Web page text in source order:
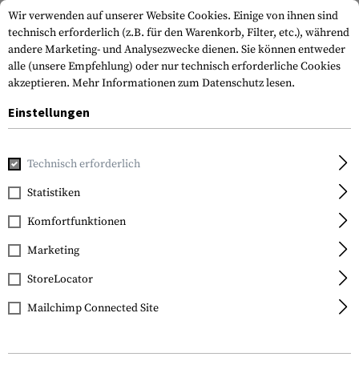
Home Waffenzubehör MOE
Magpul
MOE 1911 Grip Panels
TSP Textured
Wir verwenden auf unserer Website Cookies. Einige von ihnen sind
technisch erforderlich (z.B. für den Warenkorb, Filter, etc.), während
andere Marketing- und Analysezwecke dienen. Sie können entweder
alle (unsere Empfehlung) oder nur technisch erforderliche Cookies
akzeptieren. Mehr Informationen zum Datenschutz lesen.
Einstellungen
Technisch erforderlich
Statistiken
Komfortfunktionen
Marketing
StoreLocator
Mailchimp Connected Site